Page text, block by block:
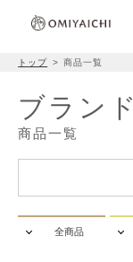
トップ 商品一覧
ブランド
商品一覧
全商品